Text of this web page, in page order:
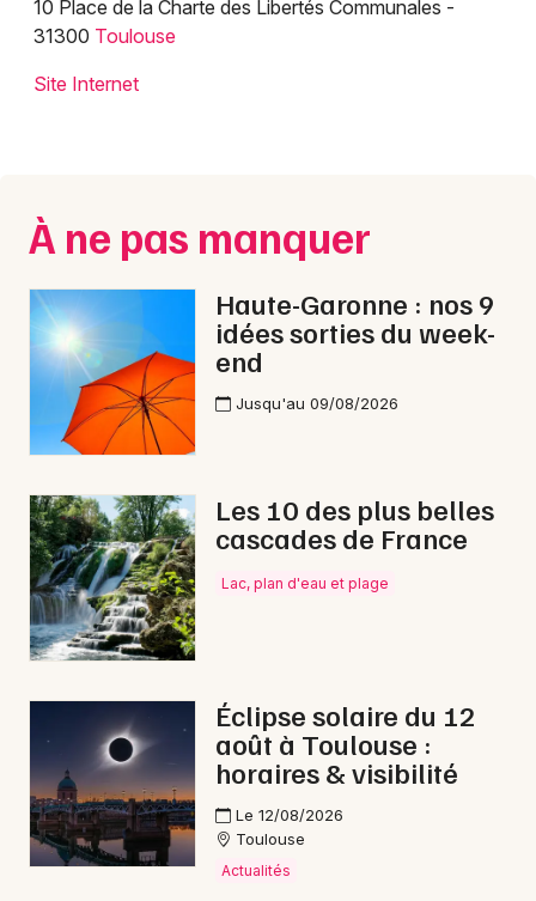
Choisir mes départements
Je m'abonne
10 Place de la Charte des Libertés Communales -
31300 Toulouse
Site Internet
À ne pas manquer
Haute-Garonne : nos 9
idées sorties du week-
end
Jusqu'au 09/08/2026
Les 10 des plus belles
cascades de France
Lac, plan d'eau et plage
Éclipse solaire du 12
août à Toulouse :
horaires & visibilité
Le 12/08/2026
Toulouse
Actualités